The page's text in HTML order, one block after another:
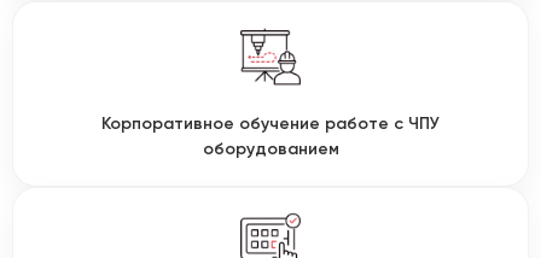
Корпоративное обучение работе с ЧПУ
оборудованием